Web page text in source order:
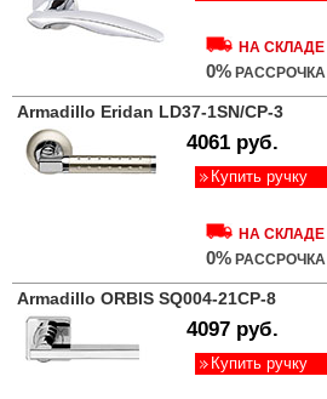
НА СКЛАДЕ
0% РАССРОЧКА
Armadillo Eridan LD37-1SN/CP-3
4061 руб.
Купить ручку
НА СКЛАДЕ
0% РАССРОЧКА
Armadillo ORBIS SQ004-21CP-8
4097 руб.
Купить ручку